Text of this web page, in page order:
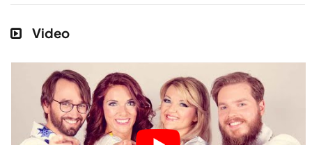
Video